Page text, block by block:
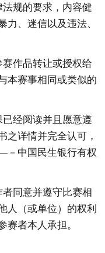
规的要求，内容健
力、迷信以及违法、
作品转让或授权给
本赛事相同或类似的
经阅读并且愿意遵
之详情并完全认可，
－中国民生银行有权
同意并遵守比赛相
人（或单位）的权利
赛者本人承担。